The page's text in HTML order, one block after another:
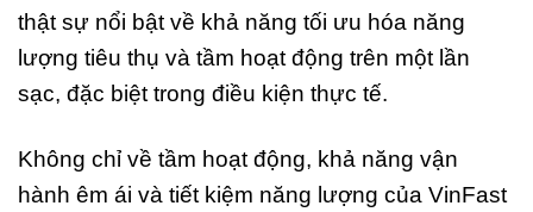
thật sự nổi bật về khả năng tối ưu hóa năng
lượng tiêu thụ và tầm hoạt động trên một lần
sạc, đặc biệt trong điều kiện thực tế.
Không chỉ về tầm hoạt động, khả năng vận
hành êm ái và tiết kiệm năng lượng của VinFast